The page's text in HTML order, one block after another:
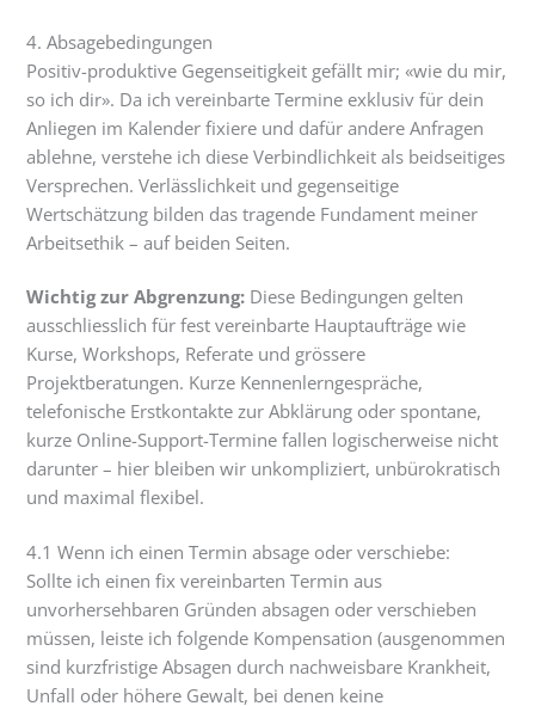
4. Absagebedingungen
Positiv-produktive Gegenseitigkeit gefällt mir; «wie du mir,
so ich dir». Da ich vereinbarte Termine exklusiv für dein
Anliegen im Kalender fixiere und dafür andere Anfragen
ablehne, verstehe ich diese Verbindlichkeit als beidseitiges
Versprechen. Verlässlichkeit und gegenseitige
Wertschätzung bilden das tragende Fundament meiner
Arbeitsethik – auf beiden Seiten.
Wichtig zur Abgrenzung: Diese Bedingungen gelten
ausschliesslich für fest vereinbarte Hauptaufträge wie
Kurse, Workshops, Referate und grössere
Projektberatungen. Kurze Kennenlerngespräche,
telefonische Erstkontakte zur Abklärung oder spontane,
kurze Online-Support-Termine fallen logischerweise nicht
darunter – hier bleiben wir unkompliziert, unbürokratisch
und maximal flexibel.
4.1 Wenn ich einen Termin absage oder verschiebe:
Sollte ich einen fix vereinbarten Termin aus
unvorhersehbaren Gründen absagen oder verschieben
müssen, leiste ich folgende Kompensation (ausgenommen
sind kurzfristige Absagen durch nachweisbare Krankheit,
Unfall oder höhere Gewalt, bei denen keine